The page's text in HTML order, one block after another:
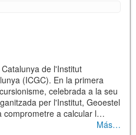
de l'Institut
(ICGC). En la primera
celebrada a la seu
per l'Institut, Geoestel
comprometre a calcular l…
Más